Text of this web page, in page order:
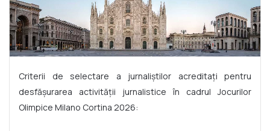
Criterii de selectare a jurnaliștilor acreditați pentru
desfășurarea activității jurnalistice în cadrul Jocurilor
Olimpice Milano Cortina 2026: